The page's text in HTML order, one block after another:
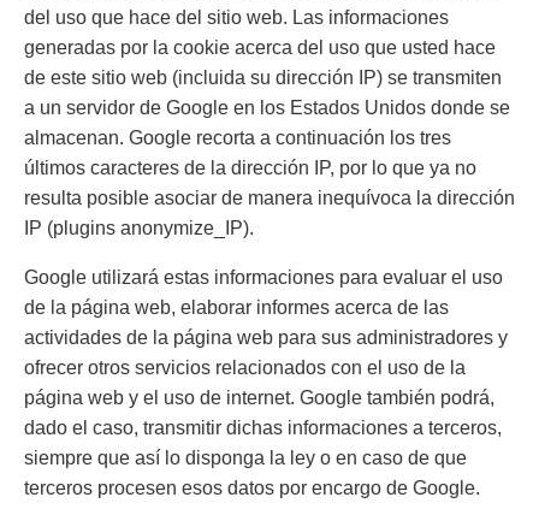
del uso que hace del sitio web. Las informaciones
generadas por la cookie acerca del uso que usted hace
de este sitio web (incluida su dirección IP) se transmiten
a un servidor de Google en los Estados Unidos donde se
almacenan. Google recorta a continuación los tres
últimos caracteres de la dirección IP, por lo que ya no
resulta posible asociar de manera inequívoca la dirección
IP (plugins anonymize_IP).
Google utilizará estas informaciones para evaluar el uso
de la página web, elaborar informes acerca de las
actividades de la página web para sus administradores y
ofrecer otros servicios relacionados con el uso de la
página web y el uso de internet. Google también podrá,
dado el caso, transmitir dichas informaciones a terceros,
siempre que así lo disponga la ley o en caso de que
terceros procesen esos datos por encargo de Google.